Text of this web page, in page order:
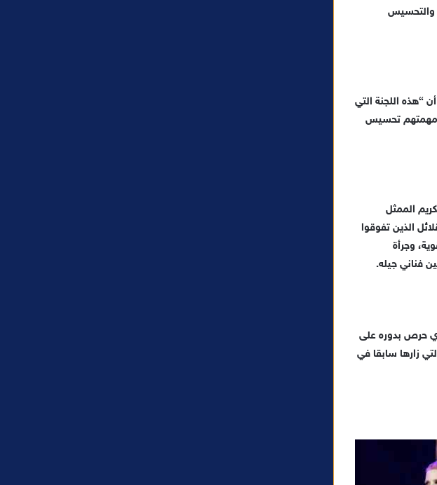
والتحسيس
“هذه اللجنة التي
مهمتهم تحسيس
الممثل
الذين تفوقوا
وجرأة
فناني جيله.
حرص بدوره على
زارها سابقا في